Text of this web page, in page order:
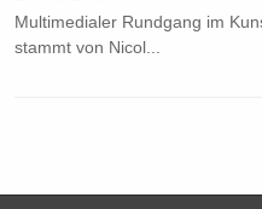
Multimedialer Rundgang im
stammt von Nicol...